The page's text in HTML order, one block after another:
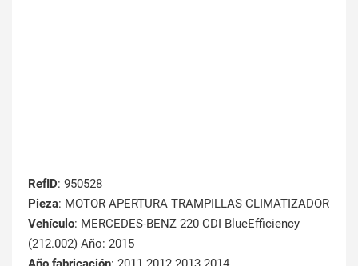
RefID: 950528
Pieza: MOTOR APERTURA TRAMPILLAS CLIMATIZADOR
Vehículo: MERCEDES-BENZ 220 CDI BlueEfficiency
(212.002) Año: 2015